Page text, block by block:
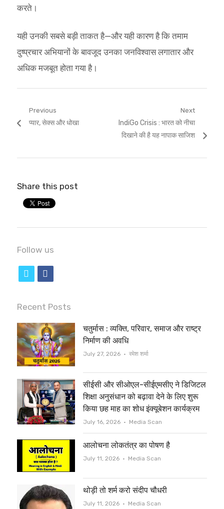
करते।
यही उनकी सबसे बड़ी ताकत है—और यही कारण है कि तमाम
दुष्प्रचार अभियानों के बावजूद उनका जनविश्वास लगातार और
अधिक मजबूत होता गया है।
Post
navigation
Previous
Previous
प्यार, सेक्स और धोखा
Next
Next
post:
IndiGo Crisis : भारत को नीचा
दिखाने की है यह नापाक साजिश
Share this post
Follow us
i
t
t
e
r
c
e
b
o
o
k
Recent Posts
चतुर्मास : व्यक्ति, परिवार, समाज और राष्ट्र
निर्माण की अवधि
July 27, 2026 Author
रमेश शर्मा
सीईसी और सीओएल-सीईएमसीए ने डिजिटल
शिक्षा अनुसंधान को बढ़ावा देने के लिए शुरू
किया छह माह का शोध इंक्यूबेशन कार्यक्रम
July 16, 2026 Author
Media Scan
आलोचना लोकतंत्र का पोषण है
July 11, 2026 Author
Media Scan
थोड़ी तो शर्म करो संदीप चौधरी
July 11, 2026 Author
Media Scan